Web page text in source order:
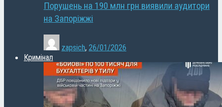
Порушень на 190 млн грн виявили аудитори
на Запоріжжі
zapsich, 26/01/2026
Кримінал